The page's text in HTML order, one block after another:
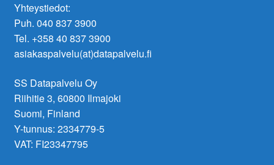
Yhteystiedot:
Puh. 040 837 3900
Tel. +358 40 837 3900
asiakaspalvelu(at)datapalvelu.fi
SS Datapalvelu Oy
Riihitie 3, 60800 Ilmajoki
Suomi, Finland
Y-tunnus: 2334779-5
VAT: FI23347795